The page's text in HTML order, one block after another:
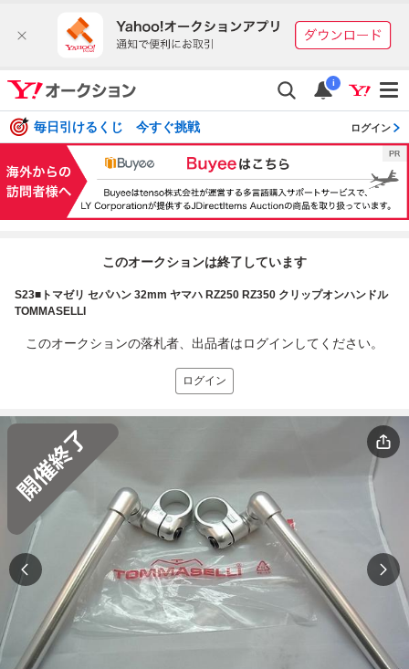
i
毎日引けるくじ 今すぐ挑戦 ログイン
このオークションは終了しています
S23■トマゼリ セパハン 32mm ヤマハ RZ250 RZ350 クリップオンハンドル
TOMMASELLI
このオークションの落札者、出品者はログインしてください。
ログイン